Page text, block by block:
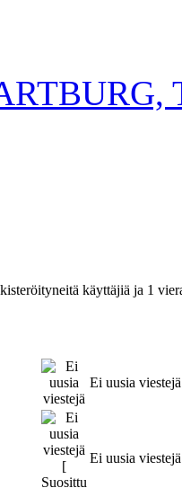
käyttäjiä ja 1
Ei uusia viestejä
Ei uusia